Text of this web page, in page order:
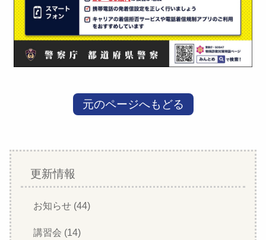
元のページへもどる
更新情報
お知らせ (44)
講習会 (14)